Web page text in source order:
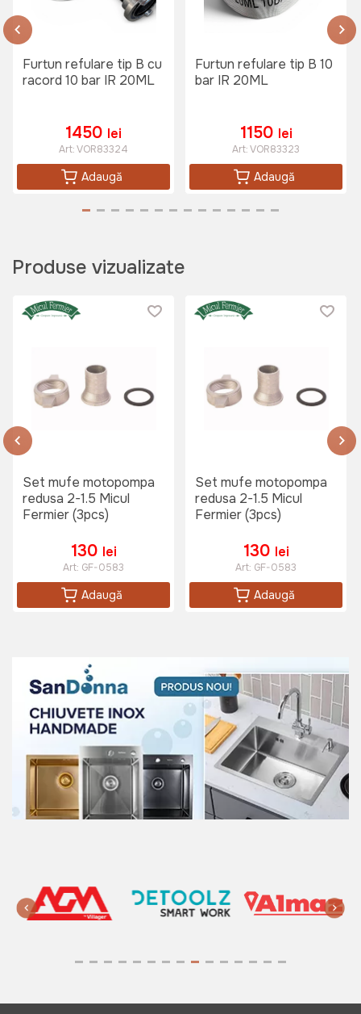
Furtun refulare tip B cu
racord 10 bar IR 20ML
1450 lei
Art:VOR83324
Adaugă
Furtun refulare tip B 10
bar IR 20ML
1150 lei
Art:VOR83323
Adaugă
Produse vizualizate
Set mufe motopompa
redusa 2-1.5 Micul
Fermier (3pcs)
130 lei
Art: GF-0583
Adaugă
Set mufe motopompa
redusa 2-1.5 Micul
Fermier (3pcs)
130 lei
Art: GF-0583
Adaugă